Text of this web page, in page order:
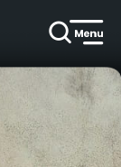
nom !